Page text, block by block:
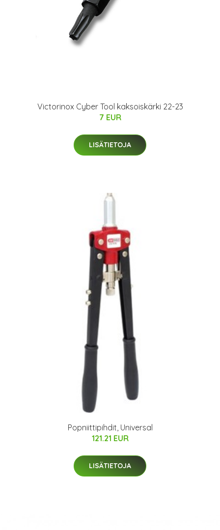
Victorinox Cyber Tool kaksoiskärki 22-23
7 EUR
LISÄTIETOJA
Popniittipihdit, Universal
121.21 EUR
LISÄTIETOJA